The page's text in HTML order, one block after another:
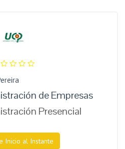
de Empresas
Presencial
Inicio al Instante